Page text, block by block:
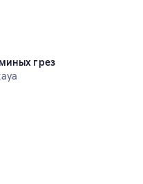
грез
4,8 на основе 17 оценок